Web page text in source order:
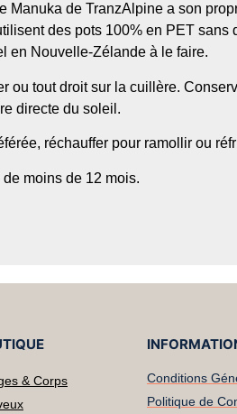
Manuka de TranzAlpine a son
des pots 100% en PET
en Nouvelle-Zélande à le faire.
ou tout droit sur la cuillère.
directe du soleil.
réchauffer pour ramollir ou
moins de 12 mois.
& Corps
Conditions
Politique de